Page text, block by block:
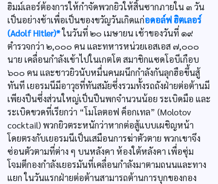
ฮิมม์เลอร์ต้องการให้กำจัดพวกยิวให้สิ้นซากภายใน ๓ วัน
เป็นอย่างช้าเพื่อเป็นของขวัญวันเกิดแก่อดอล์ฟ ฮิตเลอร์
(Adolf Hitler)*ในวันที่ ๒๐ เมษายน เช้าของวันที่ ๑๙
ตำรวจกว่า ๒,๐๐๐ คน และทหารหน่วยเอสเอส ๗,๐๐๐
นาย เคลื่อนกำลังเข้าไปในเกตโต สมาชิกแซดโอบีเกือบ
๖๐๐ คน และชาวยิวนับหมื่นคนผนึกกำลังกันลุกฮือขึ้นสู้
ทันที เยอรมนีมีอาวุธที่ทันสมัยซึ่งรวมทั้งรถถังฝ่ายต่อต้านมี
เพียงปืนซึ่งส่วนใหญ่เป็นปืนพกจำนวนน้อย ระเบิดมือ และ
ระเบิดขวดที่เรียกว่า “โมโลตอฟ ค็อกเทล” (Molotov
cocktail) พวกยิวตระหนักว่าหากต่อสู้แบบเผชิญหน้า
โดยตรงกับเยอรมนีเป็นเสมือนการฆ่าตัวตาย พวกเขาจึง
ซ่อนตัวตามที่ต่าง ๆ บนหลังคา ห้องใต้หลังคา เพื่อซุ่ม
โจมตีกองกำลังเยอรมันที่เคลื่อนกำลังมาตามถนนและทาง
แยก ในวันแรกฝ่ายต่อต้านสามารถต้านการบุกของกอง